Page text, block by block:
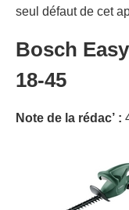
seul défaut de cet
Bosch
18-45
Note de la rédac’ :